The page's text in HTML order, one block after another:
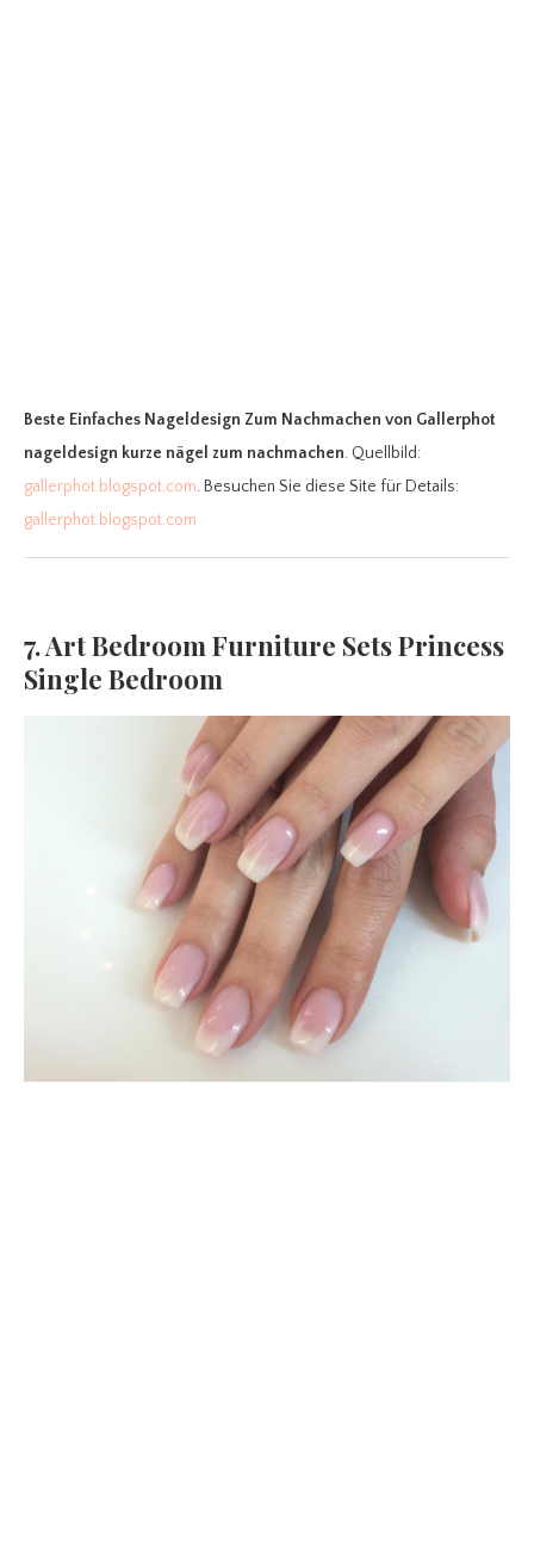
Beste Einfaches Nageldesign Zum Nachmachen von Gallerphot
nageldesign kurze nägel zum nachmachen. Quellbild:
gallerphot.blogspot.com. Besuchen Sie diese Site für Details:
gallerphot.blogspot.com
7. Art Bedroom Furniture Sets Princess
Single Bedroom